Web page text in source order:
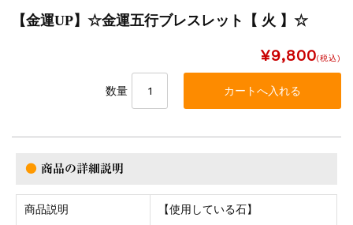
【金運UP】☆金運五行ブレスレット【 火 】☆
¥9,800(税込)
数量
● 商品の詳細説明
商品説明 【使用している石】